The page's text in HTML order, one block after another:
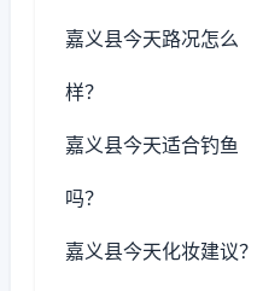
嘉义县今天路况怎么
样？
嘉义县今天适合钓鱼
吗？
嘉义县今天化妆建议？